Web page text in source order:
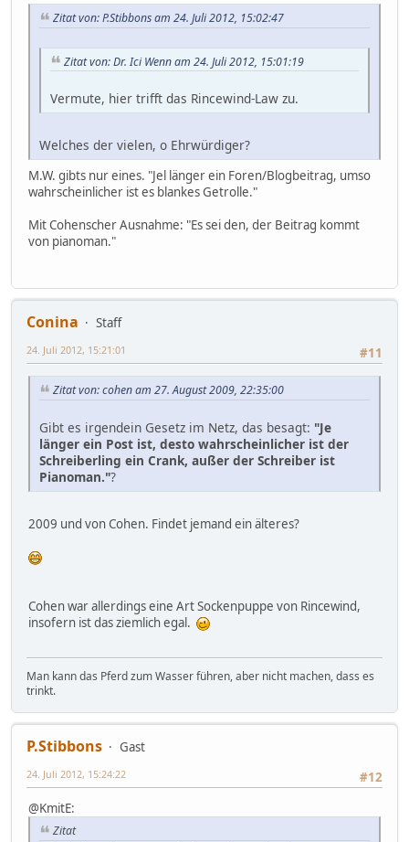
Zitat von: P.Stibbons am 24. Juli 2012, 15:02:47
Zitat von: Dr. Ici Wenn am 24. Juli 2012, 15:01:19
Vermute, hier trifft das Rincewind-Law zu.
Welches der vielen, o Ehrwürdiger?
M.W. gibts nur eines. "Jel länger ein Foren/Blogbeitrag, umso
wahrscheinlicher ist es blankes Getrolle."
Mit Cohenscher Ausnahme: "Es sei den, der Beitrag kommt
von pianoman."
Conina
Staff
#11
24. Juli 2012, 15:21:01
Zitat von: cohen am 27. August 2009, 22:35:00
Gibt es irgendein Gesetz im Netz, das besagt: "Je
länger ein Post ist, desto wahrscheinlicher ist der
Schreiberling ein Crank, außer der Schreiber ist
Pianoman."?
2009 und von Cohen. Findet jemand ein älteres?
Cohen war allerdings eine Art Sockenpuppe von Rincewind,
insofern ist das ziemlich egal.
Man kann das Pferd zum Wasser führen, aber nicht machen, dass es
trinkt.
P.Stibbons
Gast
#12
24. Juli 2012, 15:24:22
@KmitE:
Zitat